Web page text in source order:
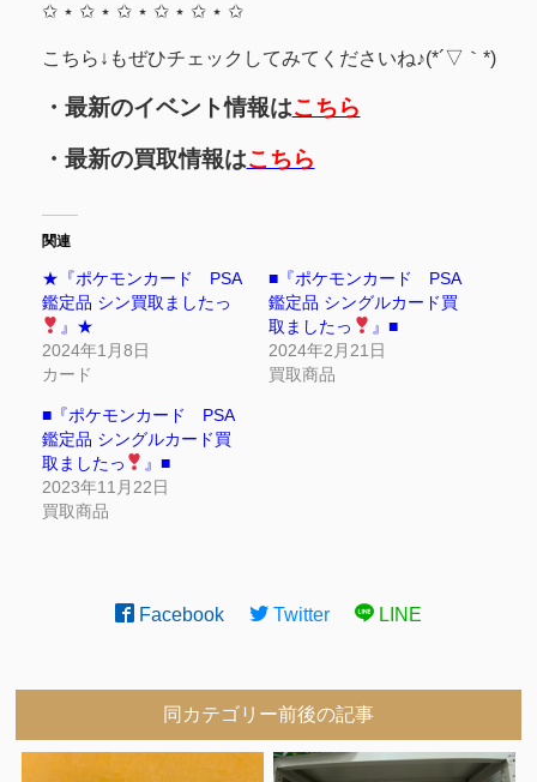
✩ ⋆ ✩ ⋆ ✩ ⋆ ✩ ⋆ ✩ ⋆ ✩
こちら↓もぜひチェックしてみてくださいね♪(*´▽｀*)
・最新のイベント情報はこちら
・最新の買取情報はこちら
関連
★『ポケモンカード PSA
鑑定品 シン買取ましたっ
』★
2024年1月8日
カード
■『ポケモンカード PSA
鑑定品 シングルカード買
取ましたっ
』■
2024年2月21日
買取商品
■『ポケモンカード PSA
鑑定品 シングルカード買
取ましたっ
』■
2023年11月22日
買取商品
Facebook Twitter LINE
同カテゴリー前後の記事